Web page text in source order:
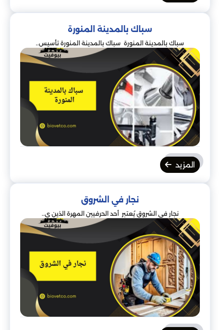
سباك بالمدينة المنورة
سباك بالمدينة المنورة سباك بالمدينة المنورة تأسيس..
المزيد
نجار في الشروق
نجار في الشروق يُعتبر أحد الحرفيين المهرة الذين ي..